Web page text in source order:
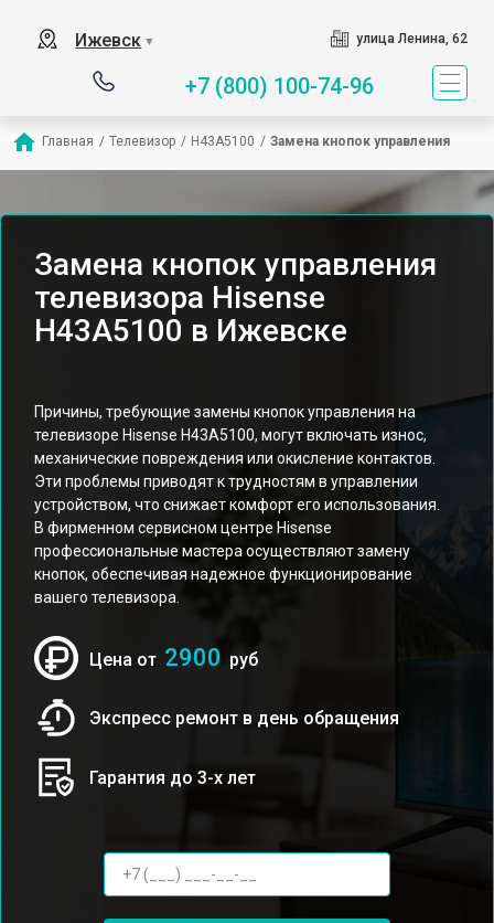
Ижевск ▼ улица Ленина, 62
+7 (800) 100-74-96
Главная / Телевизор / H43A5100 / Замена кнопок управления
Замена кнопок управления
телевизора Hisense
H43A5100 в Ижевске
Причины, требующие замены кнопок управления на
телевизоре Hisense H43A5100, могут включать износ,
механические повреждения или окисление контактов.
Эти проблемы приводят к трудностям в управлении
устройством, что снижает комфорт его использования.
В фирменном сервисном центре Hisense
профессиональные мастера осуществляют замену
кнопок, обеспечивая надежное функционирование
вашего телевизора.
Цена от 2900 руб
Экспресс ремонт в день обращения
Гарантия до 3-х лет